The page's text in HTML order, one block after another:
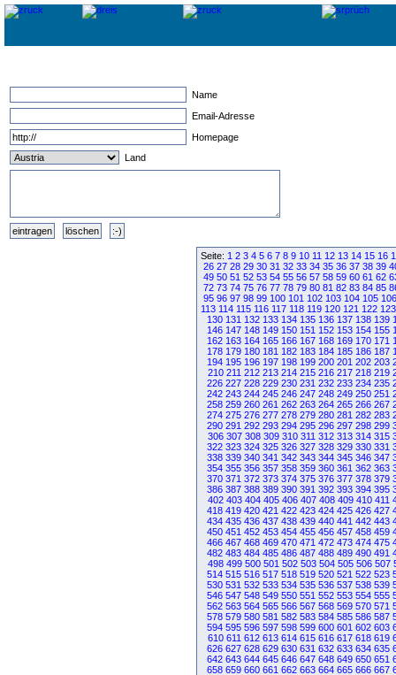
Name
Email-Adresse
Homepage
Land
Seite: 1 2 3 4 5 6 7 8 9 10 11 12 13 14 15 16
26 27 28 29 30 31 32 33 34 35 36 37 38 39
49 50 51 52 53 54 55 56 57 58 59 60 61 62
72 73 74 75 76 77 78 79 80 81 82 83 84 85
95 96 97 98 99 100 101 102 103 104 105 106
113 114 115 116 117 118 119 120 121 122 123
130 131 132 133 134 135 136 137 138 139
146 147 148 149 150 151 152 153 154 155
162 163 164 165 166 167 168 169 170 171
178 179 180 181 182 183 184 185 186 187
194 195 196 197 198 199 200 201 202 203
210 211 212 213 214 215 216 217 218 219
226 227 228 229 230 231 232 233 234 235
242 243 244 245 246 247 248 249 250 251
258 259 260 261 262 263 264 265 266 267
274 275 276 277 278 279 280 281 282 283
290 291 292 293 294 295 296 297 298 299
306 307 308 309 310 311 312 313 314 315
322 323 324 325 326 327 328 329 330 331
338 339 340 341 342 343 344 345 346 347
354 355 356 357 358 359 360 361 362 363
370 371 372 373 374 375 376 377 378 379
386 387 388 389 390 391 392 393 394 395
402 403 404 405 406 407 408 409 410 411
418 419 420 421 422 423 424 425 426 427
434 435 436 437 438 439 440 441 442 443
450 451 452 453 454 455 456 457 458 459
466 467 468 469 470 471 472 473 474 475
482 483 484 485 486 487 488 489 490 491
498 499 500 501 502 503 504 505 506 507
514 515 516 517 518 519 520 521 522 523
530 531 532 533 534 535 536 537 538 539
546 547 548 549 550 551 552 553 554 555
562 563 564 565 566 567 568 569 570 571
578 579 580 581 582 583 584 585 586 587
594 595 596 597 598 599 600 601 602 603
610 611 612 613 614 615 616 617 618 619
626 627 628 629 630 631 632 633 634 635
642 643 644 645 646 647 648 649 650 651
658 659 660 661 662 663 664 665 666 667